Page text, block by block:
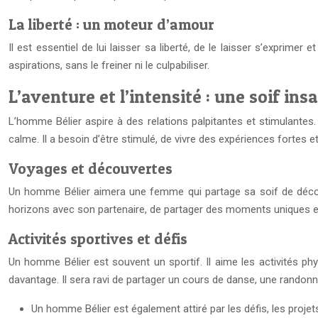
La liberté : un moteur d’amour
Il est essentiel de lui laisser sa liberté, de le laisser s’exprimer
aspirations, sans le freiner ni le culpabiliser.
L’aventure et l’intensité : une soif
L’homme Bélier aspire à des relations palpitantes et
calme. Il a besoin d’être stimulé, de vivre des expériences fortes
Voyages et découvertes
Un homme Bélier aimera une femme qui partage sa soif de
horizons avec son partenaire, de partager des moments uniques
Activités sportives et défis
Un homme Bélier est souvent un sportif. Il aime les activités
davantage. Il sera ravi de partager un cours de danse, une
Un homme Bélier est également attiré par les défis, les